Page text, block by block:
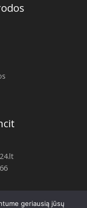
geriausią jūsų